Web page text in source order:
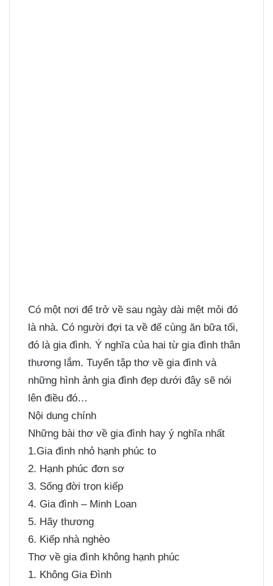
Có một nơi để trở về sau ngày dài mệt mỏi đó
là nhà. Có người đợi ta về để cùng ăn bữa tối,
đó là gia đình. Ý nghĩa của hai từ gia đình thân
thương lắm. Tuyển tập thơ về gia đình và
những hình ảnh gia đình đẹp dưới đây sẽ nói
lên điều đó…
Nội dung chính
Những bài thơ về gia đình hay ý nghĩa nhất
1.Gia đình nhỏ hạnh phúc to
2. Hạnh phúc đơn sơ
3. Sống đời trọn kiếp
4. Gia đình – Minh Loan
5. Hãy thương
6. Kiếp nhà nghèo
Thơ về gia đình không hạnh phúc
1. Không Gia Đình